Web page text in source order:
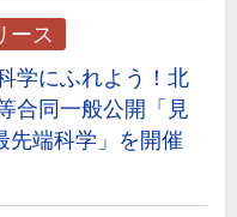
ース
学にふれよう！北
合同一般公開「見
先端科学」を開催